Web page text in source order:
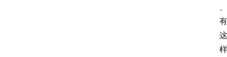
有
这
样